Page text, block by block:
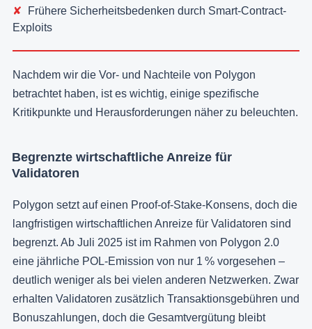
Frühere Sicherheitsbedenken durch Smart-Contract-
Exploits
Nachdem wir die Vor- und Nachteile von Polygon
betrachtet haben, ist es wichtig, einige spezifische
Kritikpunkte und Herausforderungen näher zu beleuchten.
Begrenzte wirtschaftliche Anreize für
Validatoren
Polygon setzt auf einen Proof-of-Stake-Konsens, doch die
langfristigen wirtschaftlichen Anreize für Validatoren sind
begrenzt. Ab Juli 2025 ist im Rahmen von Polygon 2.0
eine jährliche POL-Emission von nur 1 % vorgesehen –
deutlich weniger als bei vielen anderen Netzwerken. Zwar
erhalten Validatoren zusätzlich Transaktionsgebühren und
Bonuszahlungen, doch die Gesamtvergütung bleibt